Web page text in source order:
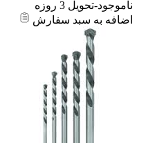
ناموجود-تحویل 3 روزه
اضافه به سبد سفارش